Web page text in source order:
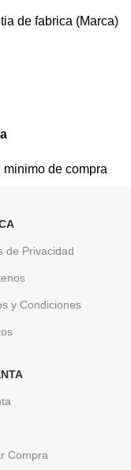
de fabrica (Marca)
de compra
de Privacidad
y Condiciones
Compra